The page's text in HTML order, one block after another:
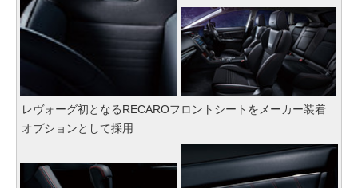
レヴォーグ初となるRECAROフロントシートをメーカー装着
オプションとして採用